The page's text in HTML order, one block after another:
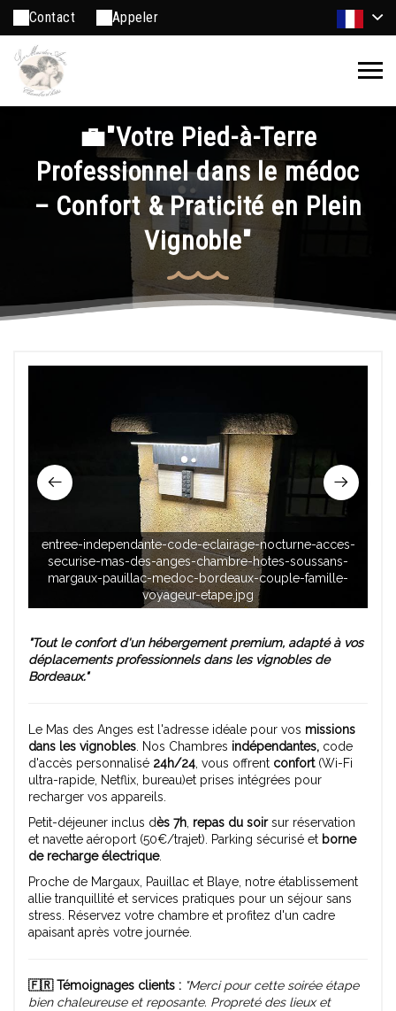
Contact Appeler
💼"Votre Pied-à-Terre
Professionnel dans le médoc
– Confort & Praticité en Plein
Vignoble"
entree-independante-code-eclairage-nocturne-acces-
securise-mas-des-anges-chambre-hotes-soussans-
margaux-pauillac-medoc-bordeaux-couple-famille-
voyageur-etape.jpg
"Tout le confort d'un hébergement premium, adapté à vos
déplacements professionnels dans les vignobles de
Bordeaux."
Le Mas des Anges est l'adresse idéale pour vos missions
dans les vignobles. Nos Chambres indépendantes, code
d'accès personnalisé 24h/24, vous offrent confort(Wi-Fi
ultra-rapide, Netflix, bureau)et prises intégrées pour
recharger vos appareils.
Petit-déjeuner inclus dès 7h, repas du soirsur réservation
et navette aéroport (50€/trajet). Parking sécurisé et borne
de recharge électrique.
Proche de Margaux, Pauillac et Blaye, notre établissement
allie tranquillité et services pratiques pour un séjour sans
stress. Réservez votre chambre et profitez d'un cadre
apaisant après votre journée.
🇫🇷 Témoignages clients : "Merci pour cette soirée étape
bien chaleureuse et reposante. Propreté des lieux et